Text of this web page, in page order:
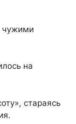
чужими
на
стараясь